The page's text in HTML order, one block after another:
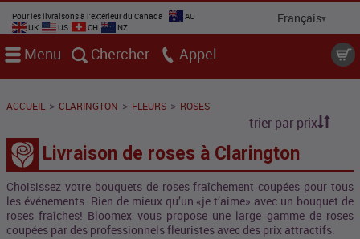
Pour les livraisons à l'extérieur du Canada
AU
UK
US CH NZ
Menu Chercher Appel
ACCUEIL > CLARINGTON > FLEURS > ROSES
trier par prix
Livraison de roses à Clarington
Choisissez votre bouquets de roses fraîchement coupées pour tous
les événements. Rien de mieux qu’un «je t’aime» avec un bouquet de
roses fraîches! Bloomex vous propose une large gamme de roses
coupées par des professionnels fleuristes avec des prix attractifs.